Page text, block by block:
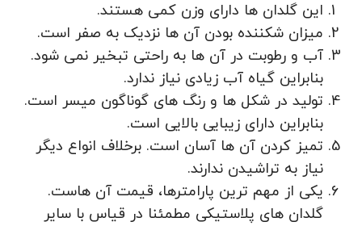
این گلدان ها دارای وزن کمی هستند.
میزان شکننده بودن آن ها نزدیک به صفر است.
آب و رطوبت در آن ها به راحتی تبخیر نمی شود.
بنابراین گیاه آب زیادی نیاز ندارد.
تولید در شکل ها و رنگ های گوناگون میسر است.
بنابراین دارای زیبایی بالایی است.
تمیز کردن آن ها آسان است. برخلاف انواع دیگر
نیاز به تراشیدن ندارند.
یکی از مهم ترین پارامترها، قیمت آن هاست.
گلدان های پلاستیکی مطمئنا در قیاس با سایر